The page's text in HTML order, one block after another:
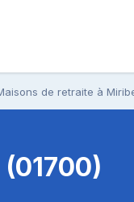
de retraite à